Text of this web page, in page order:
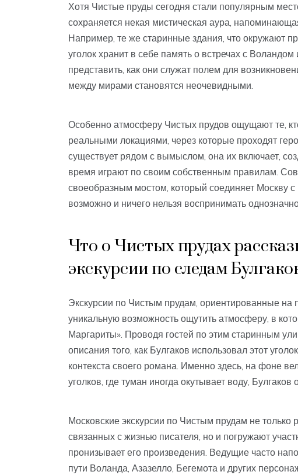
Хотя Чистые пруды сегодня стали популярным
сохраняется некая мистическая аура,
Например, те же старинные здания, что окружают
уголок хранит в себе память о встречах с
представить, как они служат полем для
между мирами становятся неочевидными.
Особенно атмосферу Чистых прудов ощущают те,
реальными локациями, через которые проходят
существует рядом с вымыслом, она их включает,
время играют по своим собственным правилам.
своеобразным мостом, который соединяет Москву
возможно и ничего нельзя воспринимать
Что о Чистых прудах
экскурсии по следам
Экскурсии по Чистым прудам, ориентированные на
уникальную возможность ощутить атмосферу, в
Маргариты». Проводя гостей по этим старинным
описания того, как Булгаков использовал этот
контекста своего романа. Именно здесь, на фоне
уголков, где туман иногда окутывает воду,
Московские экскурсии по Чистым прудам не только
связанных с жизнью писателя, но и погружают
пронизывает его произведения. Ведущие часто
пути Воланда, Азазелло, Бегемота и других